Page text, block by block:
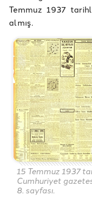
Temmuz 1937
almış.
15 Temmuz 1937
Cumhuriyet
8. sayfası.